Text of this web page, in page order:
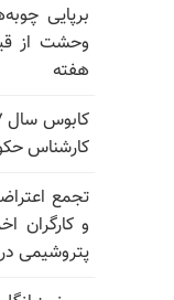
برپایی
هفته
کارشناس
تجمع
و کارگران
پتروشیمی